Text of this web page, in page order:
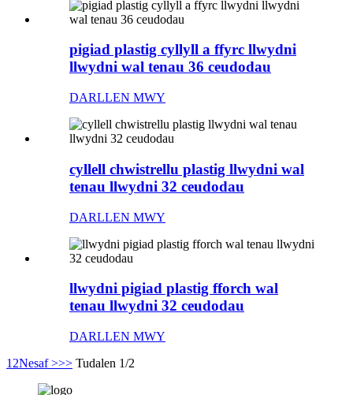
pigiad plastig cyllyll a ffyrc llwydni
llwydni wal tenau 36 ceudodau
DARLLEN MWY
cyllell chwistrellu plastig llwydni wal
tenau llwydni 32 ceudodau
DARLLEN MWY
llwydni pigiad plastig fforch wal
tenau llwydni 32 ceudodau
DARLLEN MWY
1 2Nesaf >>> Tudalen 1/2